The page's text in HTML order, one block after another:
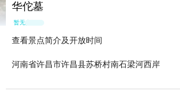
华佗墓
暂无点评
查看景点简介及开放时间
河南省许昌市许昌县苏桥村南石梁河西岸